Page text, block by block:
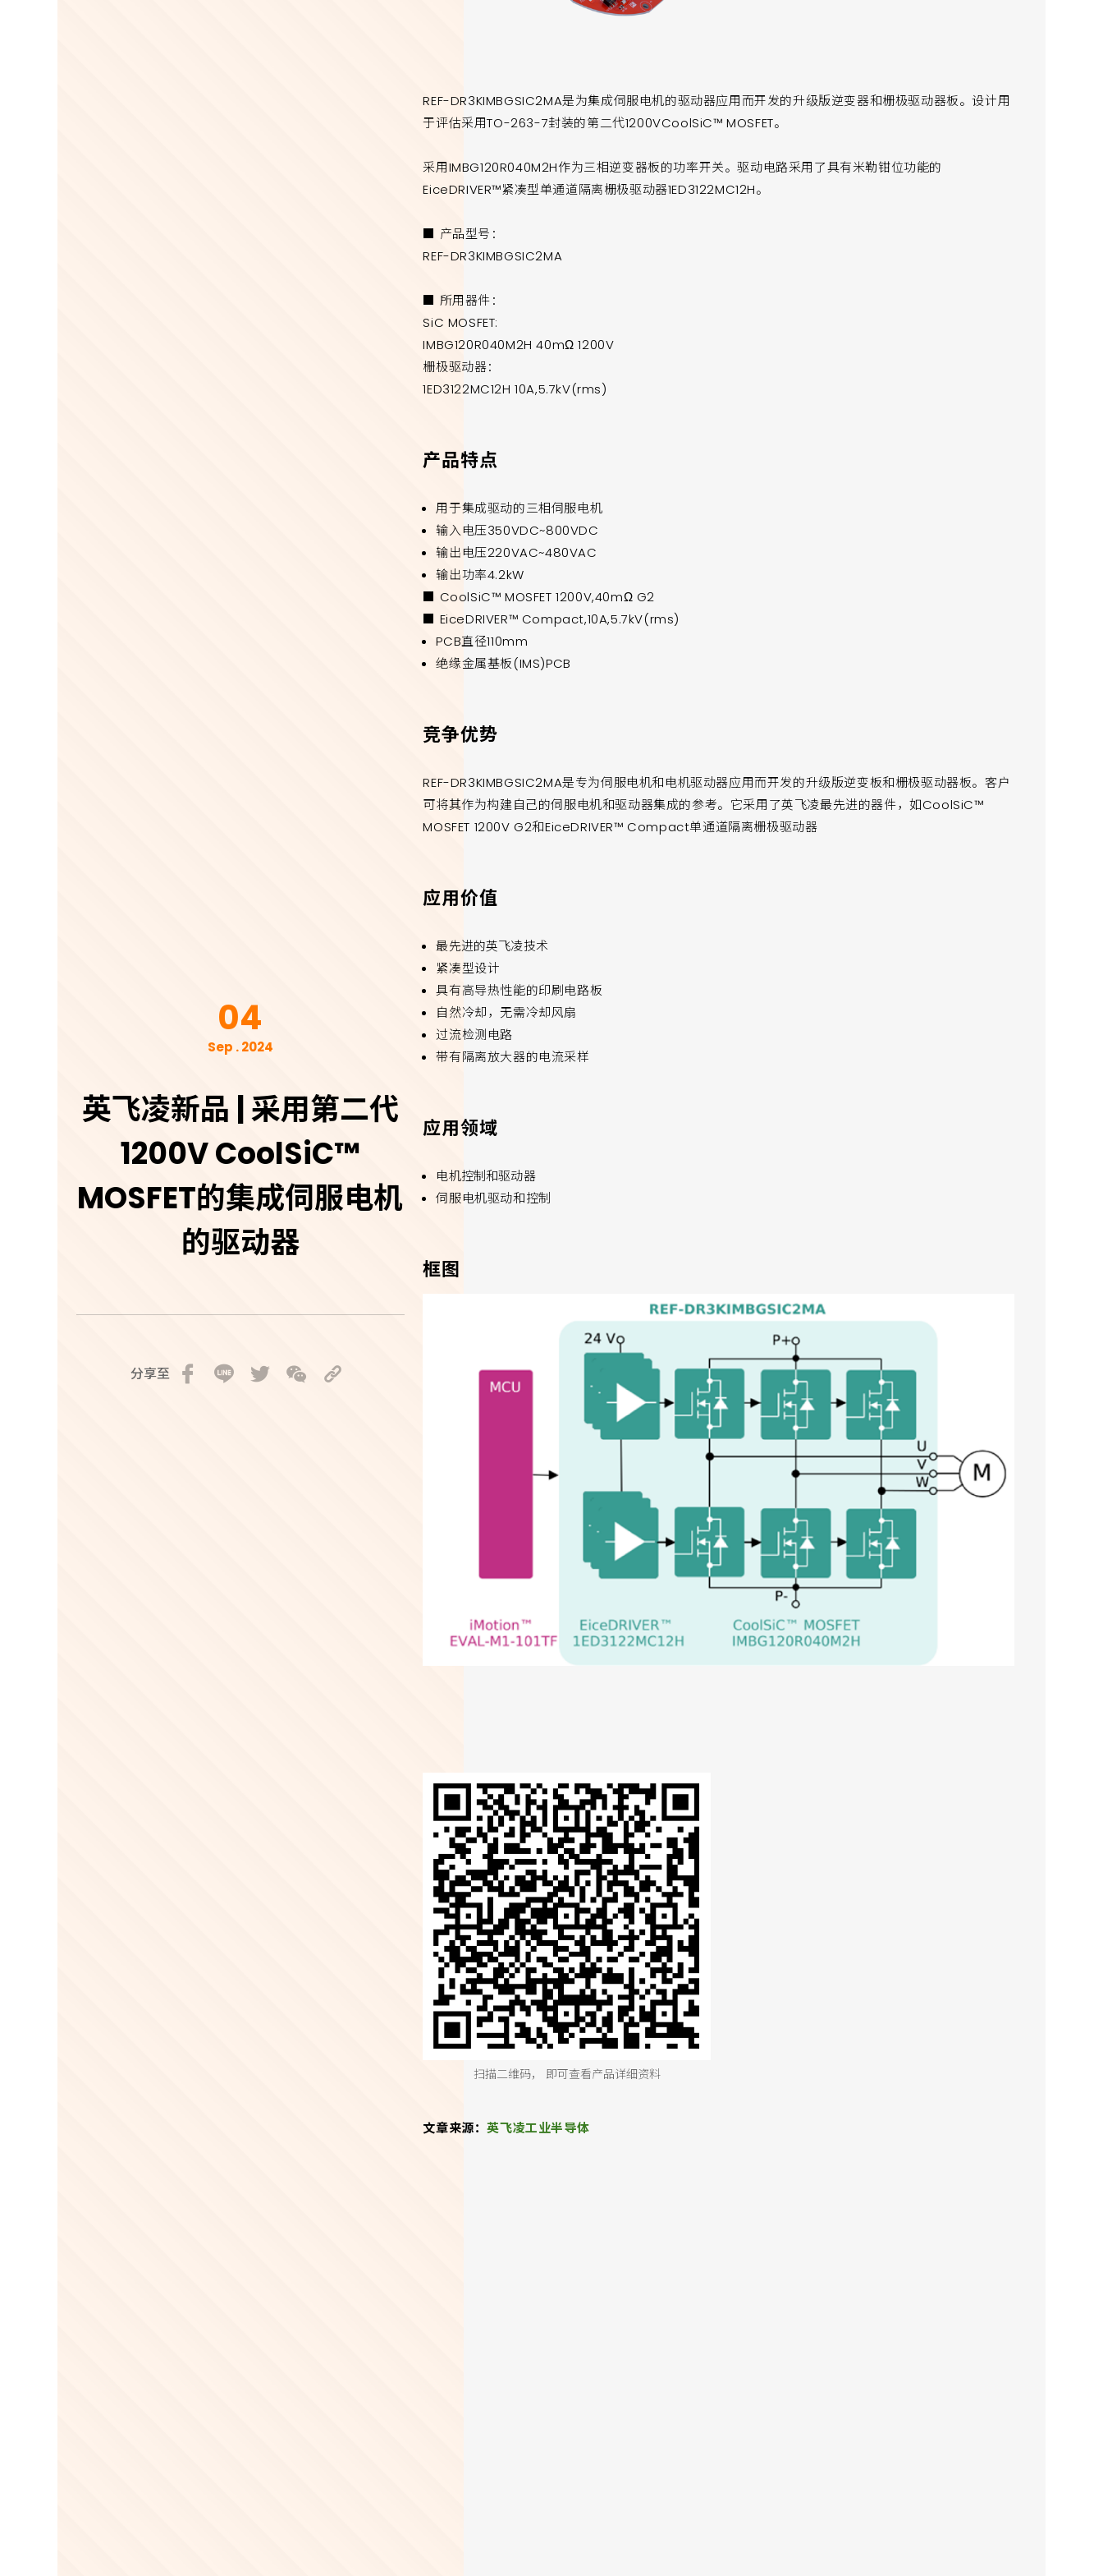
04
Sep . 2024
英飞凌新品 | 采用第二代
1200V CoolSiC™
MOSFET的集成伺服电机
的驱动器
分享至
REF-DR3KIMBGSIC2MA是为集成伺服电机的驱动器应用而开发的升级版逆变器和栅极驱动器板。设计用
于评估采用TO-263-7封装的第二代1200VCoolSiC™ MOSFET。
采用IMBG120R040M2H作为三相逆变器板的功率开关。驱动电路采用了具有米勒钳位功能的
EiceDRIVER™紧凑型单通道隔离栅极驱动器1ED3122MC12H。
■ 产品型号：
REF-DR3KIMBGSIC2MA
■ 所用器件：
SiC MOSFET:
IMBG120R040M2H 40mΩ 1200V
栅极驱动器：
1ED3122MC12H 10A,5.7kV(rms)
产品特点
用于集成驱动的三相伺服电机
输入电压350VDC~800VDC
输出电压220VAC~480VAC
输出功率4.2kW
■ CoolSiC™ MOSFET 1200V,40mΩ G2
■ EiceDRIVER™ Compact,10A,5.7kV(rms)
PCB直径110mm
绝缘金属基板(IMS)PCB
竞争优势
REF-DR3KIMBGSIC2MA是专为伺服电机和电机驱动器应用而开发的升级版逆变板和栅极驱动器板。客户
可将其作为构建自己的伺服电机和驱动器集成的参考。它采用了英飞凌最先进的器件，如CoolSiC™
MOSFET 1200V G2和EiceDRIVER™ Compact单通道隔离栅极驱动器
应用价值
最先进的英飞凌技术
紧凑型设计
具有高导热性能的印刷电路板
自然冷却，无需冷却风扇
过流检测电路
带有隔离放大器的电流采样
应用领域
电机控制和驱动器
伺服电机驱动和控制
框图
扫描二维码， 即可查看产品详细资料
文章来源：英飞凌工业半导体